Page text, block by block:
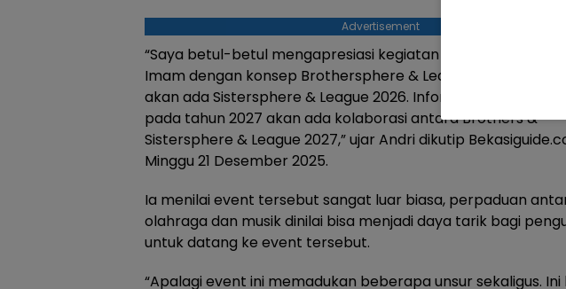
Advertisement
“Saya betul-betul mengapresiasi kegiatan yang digagas oleh
Imam dengan konsep Brothersphere & League 2026.
akan ada Sistersphere & League 2026. Informasi yang saya
pada tahun 2027 akan ada kolaborasi antara Brothers &
Sistersphere & League 2027,” ujar Andri dikutip
Minggu 21 Desember 2025.
Ia menilai event tersebut sangat luar biasa, perpaduan
olahraga dan musik dinilai bisa menjadi daya tarik bagi
untuk datang ke event tersebut.
“Apalagi event ini memadukan beberapa unsur sekaligus. Ini